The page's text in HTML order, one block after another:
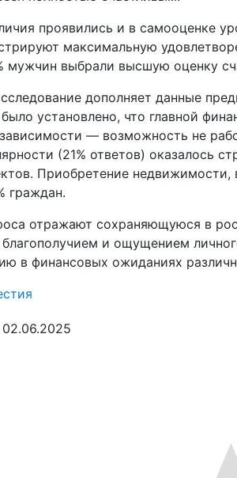
проявились и в самооценке
максимальную
мужчин выбрали высшую оценку
дополняет данные
установлено, что главной
— возможность не
(21% ответов) оказалось
Приобретение
граждан.
отражают сохраняющуюся в
и ощущением
в финансовых ожиданиях